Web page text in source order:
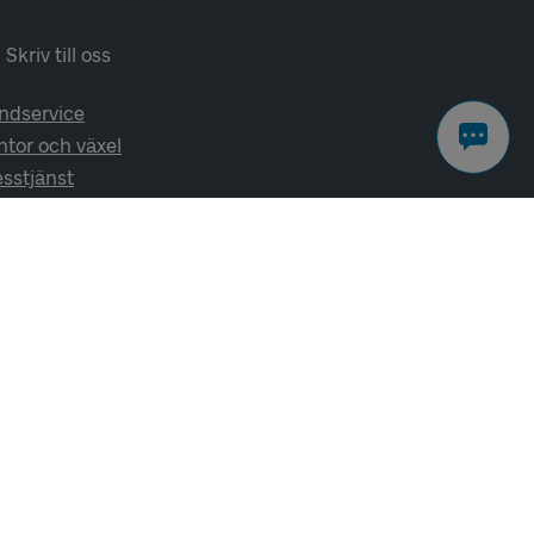
Skriv till oss
och växel